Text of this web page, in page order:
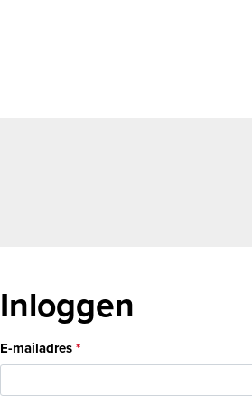
Inloggen
E-mailadres